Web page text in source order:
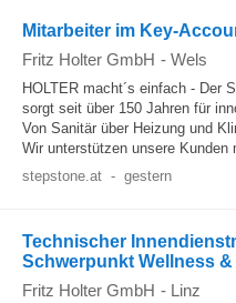
Mitarbeiter im Key-
Fritz Holter GmbH - Wels
HOLTER macht´s einfach - Der
sorgt seit über 150 Jahren für
Von Sanitär über Heizung und
Wir unterstützen unsere Kunden
stepstone.at - gestern
Technischer
Schwerpunkt Wellness
Fritz Holter GmbH - Linz